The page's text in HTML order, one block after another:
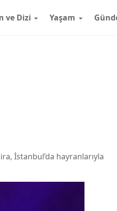
ve Dizi Yaşam
İstanbul’da hayranlarıyla